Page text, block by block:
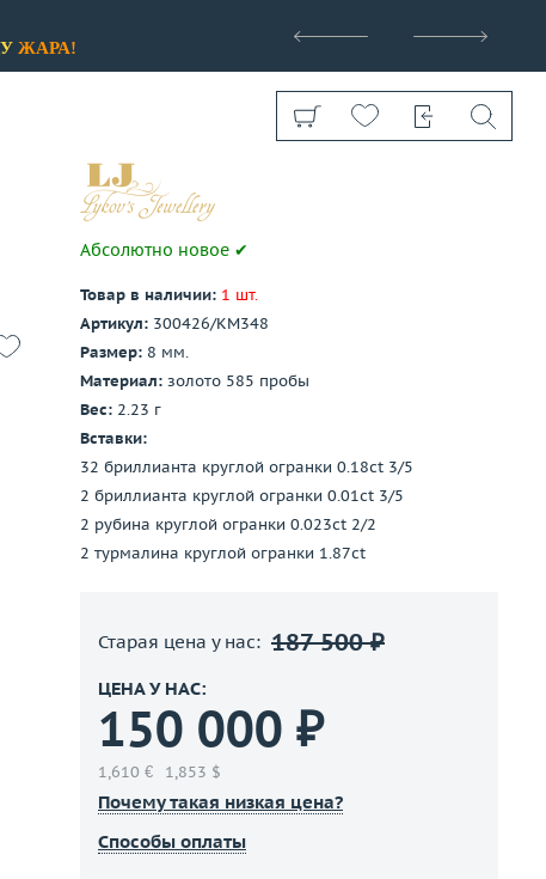
ЖАРА!
Показать все
Абсолютно новое ✔
Товар в наличии: 1 шт.
Артикул: 300426/КМ348
Размер: 8 мм.
Материал: золото 585 пробы
Вес: 2.23 г
Вставки:
32 бриллианта круглой огранки 0.18ct 3/5
2 бриллианта круглой огранки 0.01ct 3/5
2 рубина круглой огранки 0.023ct 2/2
2 турмалина круглой огранки 1.87ct
Старая цена у нас: 187 500 ₽
ЦЕНА У НАС:
150 000 ₽
1,610 € 1,853 $
Почему такая низкая цена?
Способы оплаты